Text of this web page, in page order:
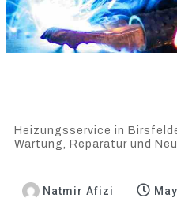
Heizungsservice in
Wartung, Reparatur und
Natmir Afizi